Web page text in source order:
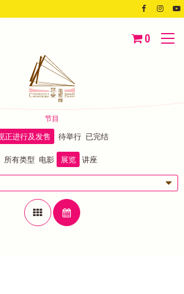
0
节目
正进行及发售 待举行 已完结
所有类型 电影 展览 讲座